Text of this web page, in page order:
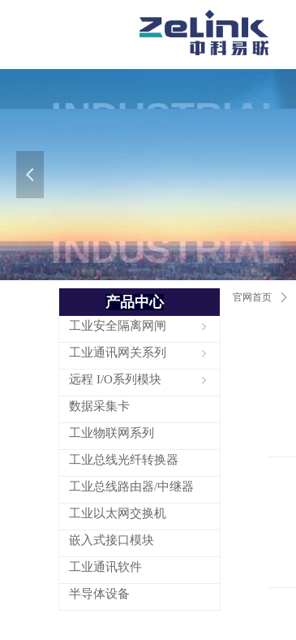
넳
官网首页 ꄲ
全部分类
ꁇ
工业安全隔离网闸
ꁇ
工业通讯网关系列
ꁇ
远程 I/O系列模块
数据采集卡
工业物联网系列
工业总线光纤转换器
工业总线路由器/中继器
工业以太网交换机
嵌入式接口模块
工业通讯软件
半导体设备
产品中心